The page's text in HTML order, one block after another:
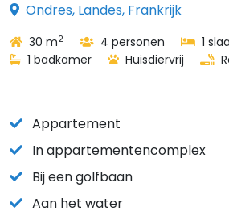
Ondres, Landes, Frankrijk
30 m2 4 personen
1
1 badkamer
Huisdiervrij
Appartement
In appartementencomplex
Bij een golfbaan
Aan het water